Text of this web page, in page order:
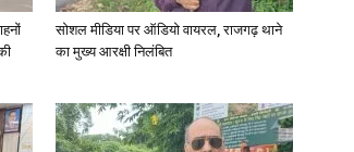
सोशल मीडिया पर ऑडियो वायरल, राजगढ़ थाने
का मुख्य आरक्षी निलंबित